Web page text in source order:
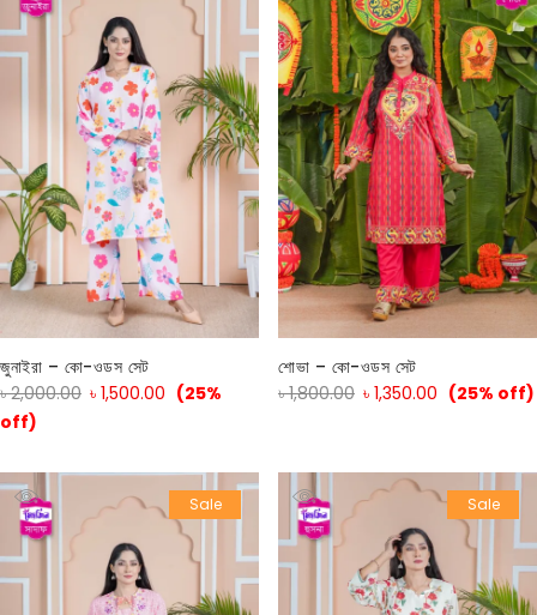
জুনাইরা – কো-ওডস সেট
৳2,000.00 ৳ 1,500.00 (25%
off)
শোভা – কো-ওডস সেট
৳1,800.00 ৳ 1,350.00 (25% off)
Sale Sale